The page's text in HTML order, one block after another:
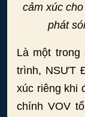
cảm xúc
phát
Là một
trình, NSƯT
xúc riêng khi
chính VOV